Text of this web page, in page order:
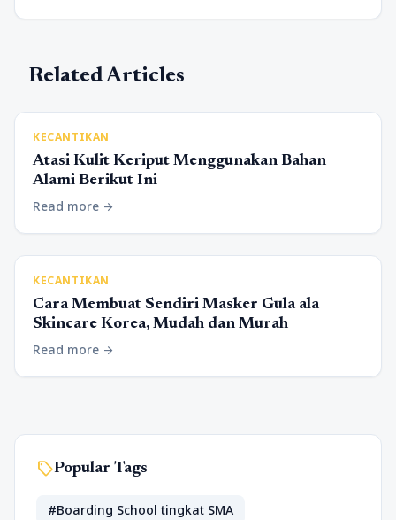
Related Articles
KECANTIKAN
Atasi Kulit Keriput Menggunakan Bahan
Alami Berikut Ini
Read more arrow_forward
KECANTIKAN
Cara Membuat Sendiri Masker Gula ala
Skincare Korea, Mudah dan Murah
Read more arrow_forward
sellPopular Tags
#Boarding School tingkat SMA